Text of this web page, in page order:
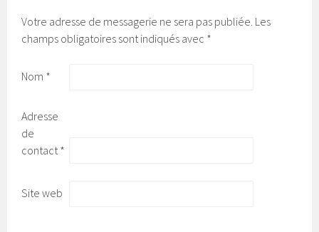
Votre adresse de messagerie ne sera pas publiée. Les
champs obligatoires sont indiqués avec *
Nom *
Adresse
de
contact *
Site web